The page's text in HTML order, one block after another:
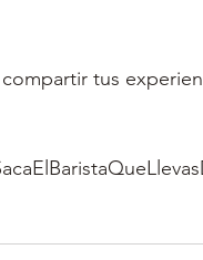
tus